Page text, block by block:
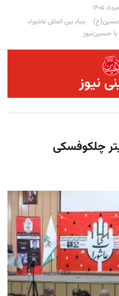
حسین(ع) بنیاد بین المللی عاشوراء
با حسین‌نیوز
نیوز
چلکوفسکی